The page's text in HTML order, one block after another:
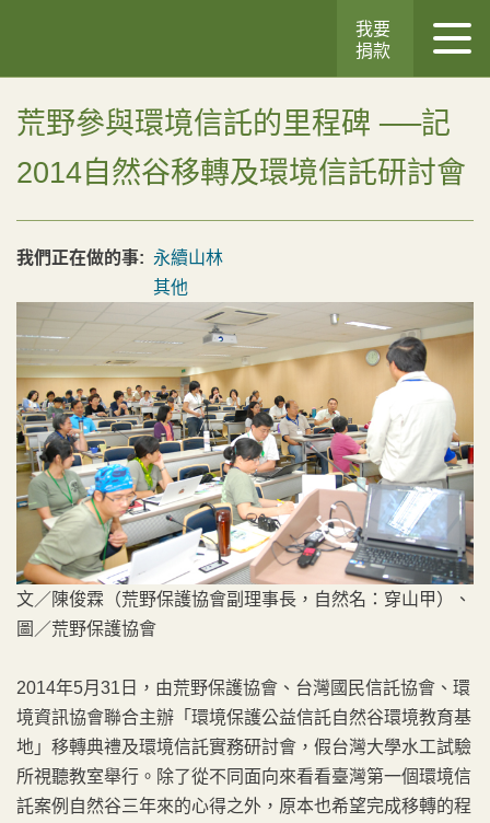
我要
捐款
荒野參與環境信託的里程碑 ──記
2014自然谷移轉及環境信託研討會
我們正在做的事: 永續山林
其他
文／陳俊霖（荒野保護協會副理事長，自然名：穿山甲）、
圖／荒野保護協會
2014年5月31日，由荒野保護協會、台灣國民信託協會、環
境資訊協會聯合主辦「環境保護公益信託自然谷環境教育基
地」移轉典禮及環境信託實務研討會，假台灣大學水工試驗
所視聽教室舉行。除了從不同面向來看看臺灣第一個環境信
託案例自然谷三年來的心得之外，原本也希望完成移轉的程